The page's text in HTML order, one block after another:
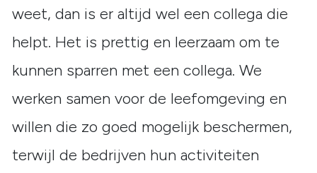
weet, dan is er altijd wel een collega die
helpt. Het is prettig en leerzaam om te
kunnen sparren met een collega. We
werken samen voor de leefomgeving en
willen die zo goed mogelijk beschermen,
terwijl de bedrijven hun activiteiten